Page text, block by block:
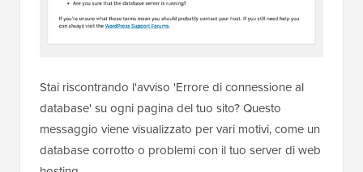
Stai riscontrando l'avviso 'Errore di connessione al
database' su ogni pagina del tuo sito? Questo
messaggio viene visualizzato per vari motivi, come un
database corrotto o problemi con il tuo server di web